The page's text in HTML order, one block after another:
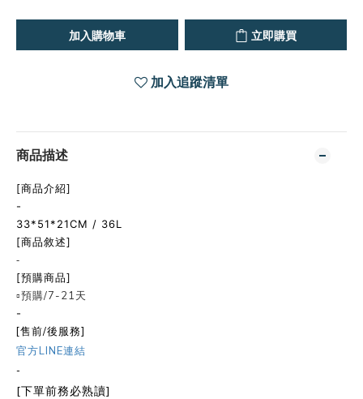
加入購物車 立即購買
加入追蹤清單
商品描述
[商品介紹]
-
33*51*21CM / 36L
[商品敘述]
-
[預購商品]
▫️預購/7-21天
-
[售前/後服務]
官方LINE連結
-
[下單前務必熟讀]